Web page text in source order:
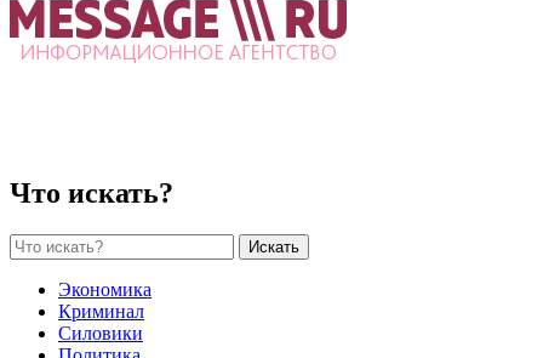
Что искать?
Искать
Экономика
Криминал
Силовики